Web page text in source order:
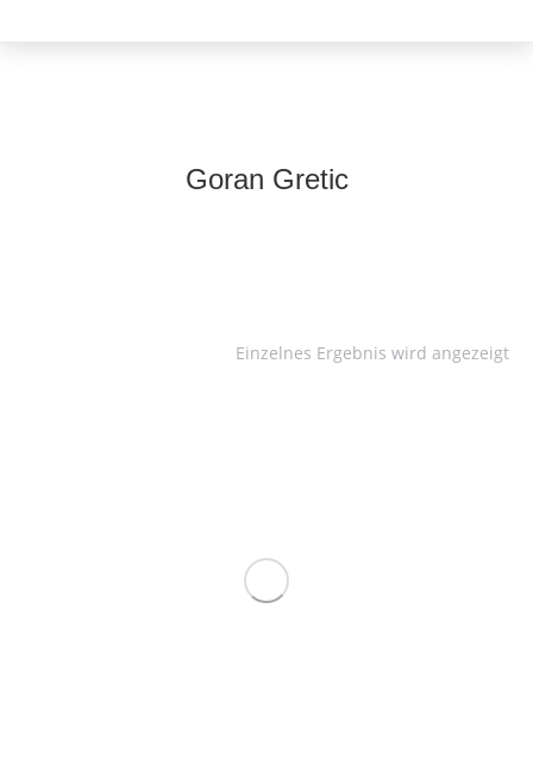
Goran Gretic
Einzelnes Ergebnis wird angezeigt